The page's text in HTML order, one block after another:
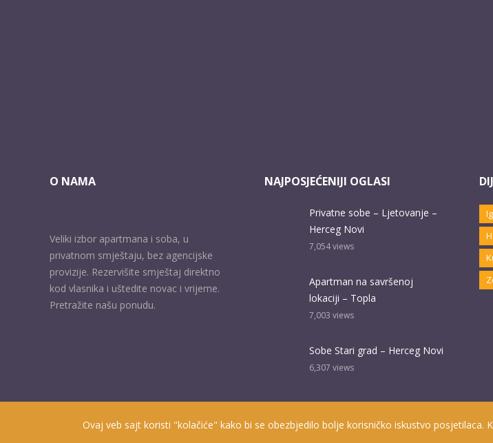
O NAMA
Veliki izbor apartmana i soba, u
privatnom smještaju, bez agencijske
provizije. Rezervišite smještaj direktno
kod vlasnika i uštedite novac i vrijeme.
Pretražite našu ponudu.
NAJPOSJEĆENIJI OGLASI
Privatne sobe – Ljetovanje –
Herceg Novi
7,054views
Apartman na savršenoj
lokaciji – Topla
7,003 views
Sobe Stari grad – Herceg Novi
6,307 views
Prisutni od 2010. godine | 2019 © Smještaj u Herceg Novom
Ovaj veb sajt koristi "kolačiće" kako bi se obezbjedilo bolje korisničko iskustvo posjetilaca.